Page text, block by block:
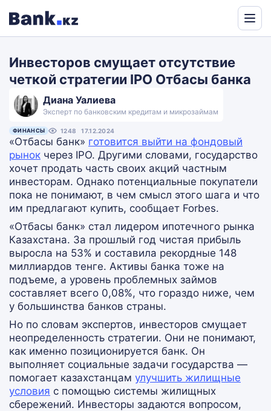
Translate
Инвесторов смущает отсутствие
четкой стратегии IPO Отбасы банка
Диана Уалиева
Эксперт по банковским кредитам и микрозаймам
ФИНАНСЫ 1248 17.12.2024
«Отбасы банк» готовится выйти на фондовый
рынок через IPO. Другими словами, государство
хочет продать часть своих акций частным
инвесторам. Однако потенциальные покупатели
пока не понимают, в чем смысл этого шага и что
им предлагают купить, сообщает Forbes.
«Отбасы банк» стал лидером ипотечного рынка
Казахстана. За прошлый год чистая прибыль
выросла на 53% и составила рекордные 148
миллиардов тенге. Активы банка тоже на
подъеме, а уровень проблемных займов
составляет всего 0,08%, что гораздо ниже, чем
у большинства банков страны.
Но по словам экспертов, инвесторов смущает
неопределенность стратегии. Они не понимают,
как именно позиционируется банк. Он
выполняет социальные задачи государства —
помогает казахстанцам улучшить жилищные
условия с помощью системы жилищных
сбережений. Инвесторы задаются вопросом,